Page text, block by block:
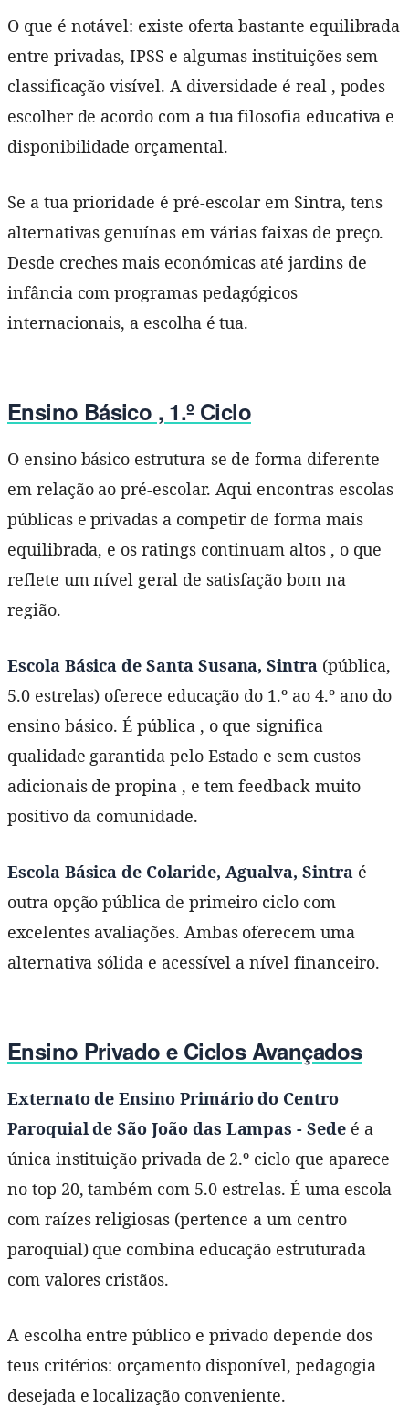
O que é notável: existe oferta bastante equilibrada
entre privadas, IPSS e algumas instituições sem
classificação visível. A diversidade é real , podes
escolher de acordo com a tua filosofia educativa e
disponibilidade orçamental.
Se a tua prioridade é pré-escolar em Sintra, tens
alternativas genuínas em várias faixas de preço.
Desde creches mais económicas até jardins de
infância com programas pedagógicos
internacionais, a escolha é tua.
Ensino Básico , 1.º Ciclo
O ensino básico estrutura-se de forma diferente
em relação ao pré-escolar. Aqui encontras escolas
públicas e privadas a competir de forma mais
equilibrada, e os ratings continuam altos , o que
reflete um nível geral de satisfação bom na
região.
Escola Básica de Santa Susana, Sintra (pública,
5.0 estrelas) oferece educação do 1.º ao 4.º ano do
ensino básico. É pública , o que significa
qualidade garantida pelo Estado e sem custos
adicionais de propina , e tem feedback muito
positivo da comunidade.
Escola Básica de Colaride, Agualva, Sintra é
outra opção pública de primeiro ciclo com
excelentes avaliações. Ambas oferecem uma
alternativa sólida e acessível a nível financeiro.
Ensino Privado e Ciclos Avançados
Externato de Ensino Primário do Centro
Paroquial de São João das Lampas - Sedeé a
única instituição privada de 2.º ciclo que aparece
no top 20, também com 5.0 estrelas. É uma escola
com raízes religiosas (pertence a um centro
paroquial) que combina educação estruturada
com valores cristãos.
A escolha entre público e privado depende dos
teus critérios: orçamento disponível, pedagogia
desejada e localização conveniente.